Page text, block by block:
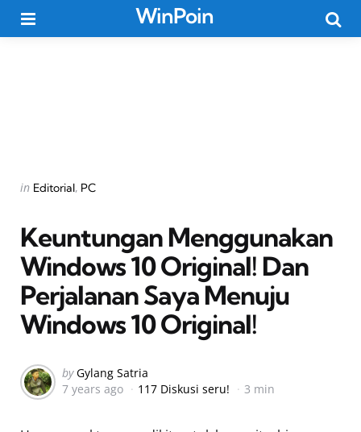
WinPoin
Categories
Posted
in Editorial PC
Keuntungan Menggunakan
Windows 10 Original! Dan
Perjalanan Saya Menuju
Windows 10 Original!
Posted
by
by Gylang Satria
7 years ago
117 Diskusi seru! 3 min